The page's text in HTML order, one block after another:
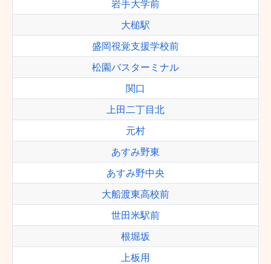
岩手大学前
大槌駅
盛岡視覚支援学校前
松園バスターミナル
関口
上田二丁目北
元村
あすみ野東
あすみ野中央
大船渡東高校前
世田米駅前
根堀坂
上板用